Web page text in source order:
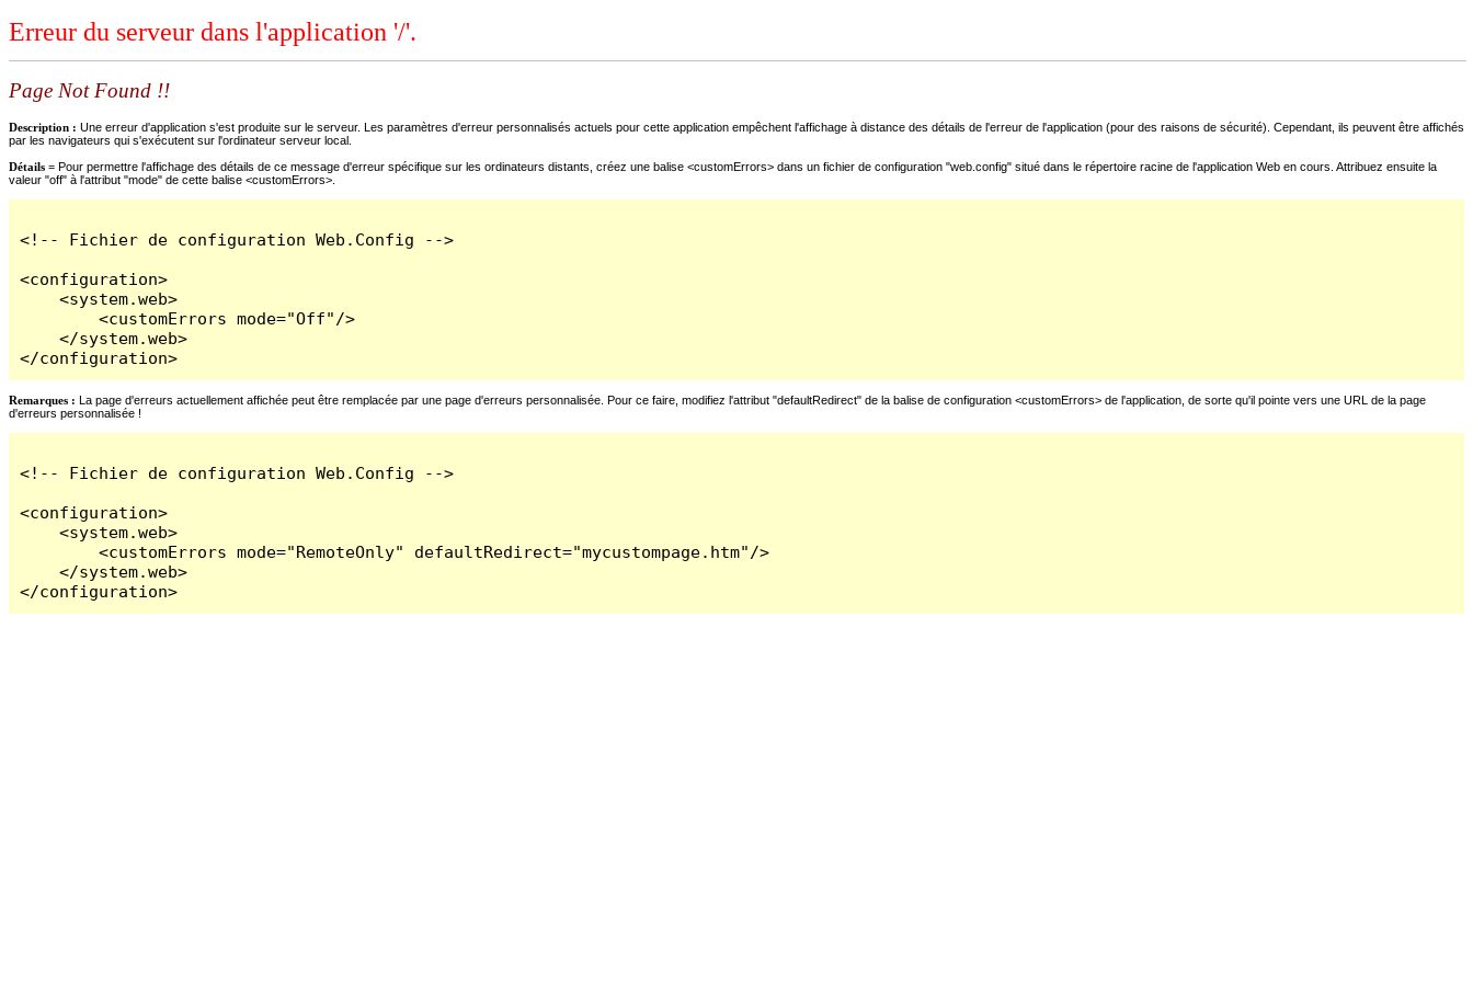
Erreur du serveur dans l'application '/'.
Page Not Found !!
Description : Une erreur d'application s'est produite sur le serveur. Les paramètres d'erreur personnalisés actuels pour cette application empêchent l'affichage à distance des détails de l'erreur de l'application (pour des raisons de sécurité). Cependant, ils peuvent être affichés
par les navigateurs qui s'exécutent sur l'ordinateur serveur local.
Détails = Pour permettre l'affichage des détails de ce message d'erreur spécifique sur les ordinateurs distants, créez une balise <customErrors> dans un fichier de configuration "web.config" situé dans le répertoire racine de l'application Web en cours. Attribuez ensuite la
valeur "off" à l'attribut "mode" de cette balise <customErrors>.
<!-- Fichier de configuration Web.Config -->
<configuration>
    <system.web>
        <customErrors mode="Off"/>
    </system.web>
</configuration>
Remarques : La page d'erreurs actuellement affichée peut être remplacée par une page d'erreurs personnalisée. Pour ce faire, modifiez l'attribut "defaultRedirect" de la balise de configuration <customErrors> de l'application, de sorte qu'il pointe vers une URL de la page
d'erreurs personnalisée !
<!-- Fichier de configuration Web.Config -->
<configuration>
    <system.web>
        <customErrors mode="RemoteOnly" defaultRedirect="mycustompage.htm"/>
    </system.web>
</configuration>